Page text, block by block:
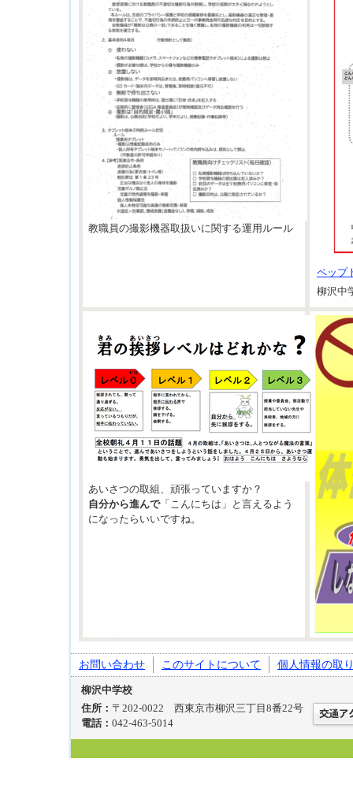
教職員の撮影機器取扱いに関する運用ルール
ペップ
柳沢中
あいさつの取組、頑張っていますか？
自分から進んで「こんにちは」と言えるよう
になったらいいですね。
お問い合わせ このサイトについて 個人情報の取
柳沢中学校
住所： 〒202-0022 西東京市柳沢三丁目8番22号
電話： 042-463-5014